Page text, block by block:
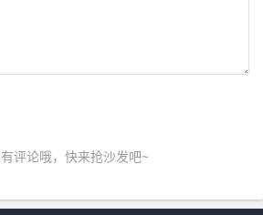
评论哦，快来抢沙发吧~